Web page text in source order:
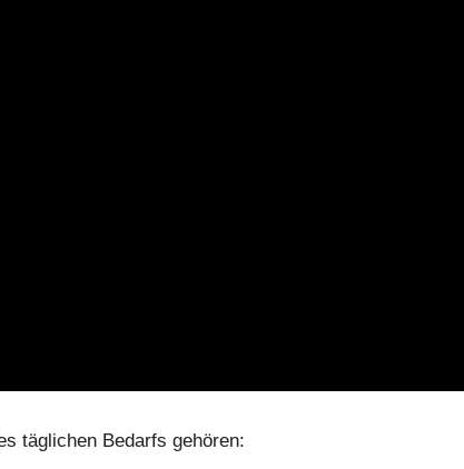
täglichen Bedarfs gehören: